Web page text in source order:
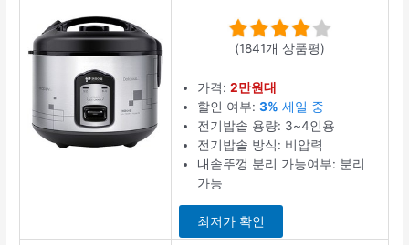
(1841개 상품평)
가격:2만원대
할인 여부:3% 세일 중
전기밥솥 용량: 3~4인용
전기밥솥 방식: 비압력
내솥뚜껑 분리 가능여부: 분리
가능
최저가 확인